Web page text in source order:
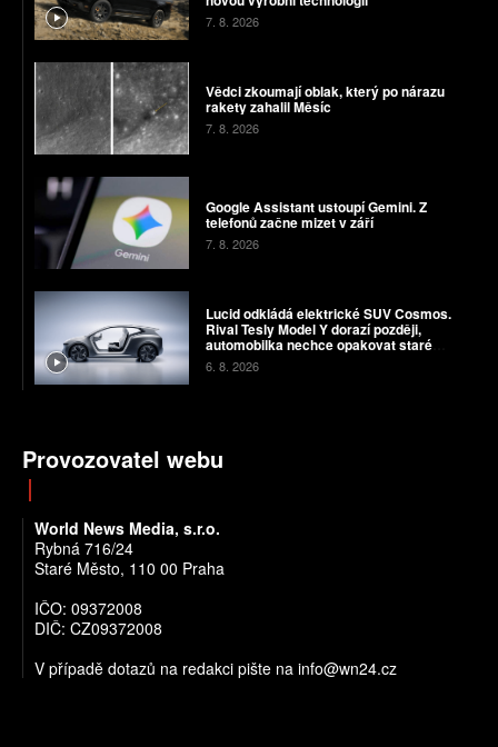
7. 8. 2026
Vědci zkoumají oblak, který po nárazu
rakety zahalil Měsíc
7. 8. 2026
Google Assistant ustoupí Gemini. Z
telefonů začne mizet v září
7. 8. 2026
Lucid odkládá elektrické SUV Cosmos.
Rival Tesly Model Y dorazí později,
automobilka nechce opakovat staré
chyby
6. 8. 2026
Provozovatel webu
World News Media, s.r.o.
Rybná 716/24
Staré Město, 110 00 Praha
IČO: 09372008
DIČ: CZ09372008
V případě dotazů na redakci pište na info@wn24.cz